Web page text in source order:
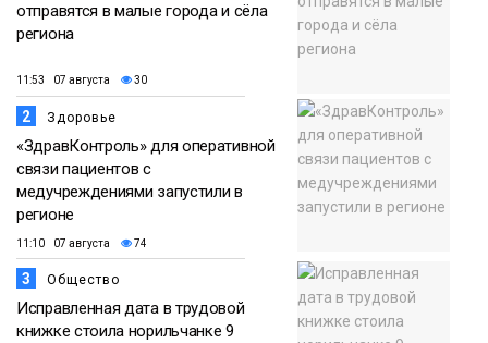
отправятся в малые города и сёла
региона
11:53 07 августа 30
2 Здоровье
«ЗдравКонтроль» для оперативной
связи пациентов с
медучреждениями запустили в
регионе
11:10 07 августа 74
3 Общество
Исправленная дата в трудовой
книжке стоила норильчанке 9